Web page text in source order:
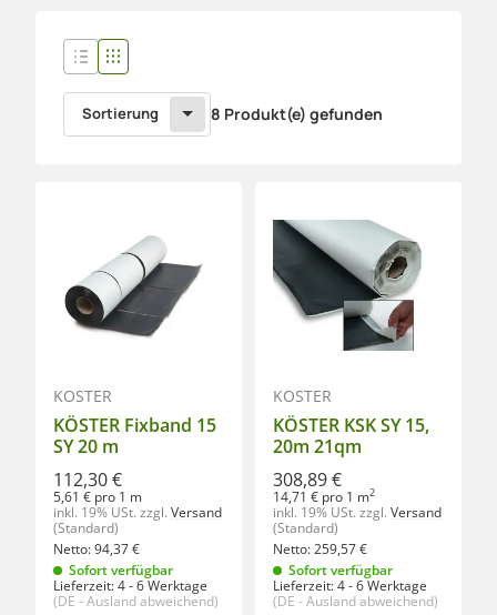
Sortierung 8 Produkt(e) gefunden
KÖSTER
KÖSTER Fixband 15
SY 20 m
112,30 €
5,61 € pro 1 m
inkl. 19% USt. zzgl. Versand
(Standard)
Netto:94,37€
Sofort verfügbar
Lieferzeit:4 - 6 Werktage
(DE - Ausland abweichend)
KÖSTER
KÖSTER KSK SY 15,
20m 21qm
308,89 €
14,71 € pro 1 m2
inkl. 19% USt. zzgl. Versand
(Standard)
Netto:259,57€
Sofort verfügbar
Lieferzeit:4 - 6 Werktage
(DE - Ausland abweichend)